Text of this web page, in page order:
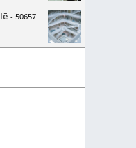
- 50657